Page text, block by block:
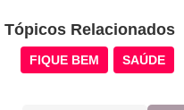
Tópicos Relacionados
FIQUE BEM SAÚDE